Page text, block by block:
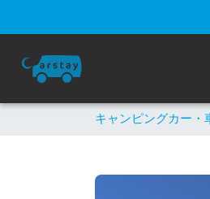
キャンピングカー・